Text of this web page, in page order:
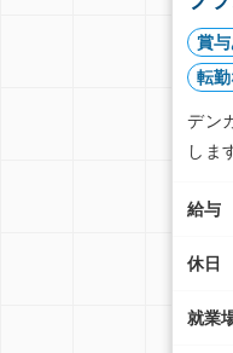
賞与
転
デン
しま
給与
休日
就業